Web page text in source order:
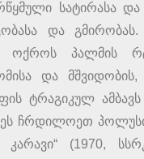
სატირასა
და
ოქროს პალმის
და მშვიდობის,
ტრაგიკულ ამბავს
ჩრდილოეთ
(1970,